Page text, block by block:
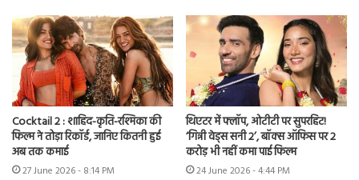
Cocktail 2 : शाहिद-कृति-रश्मिका की
फिल्म ने तोड़ा रिकॉर्ड, जानिए कितनी हुई
अब तक कमाई
27 June 2026 - 8:14 PM
थिएटर में फ्लॉप, ओटीटी पर सुपरहिट!
‘गिन्नी वेड्स सनी 2’, बॉक्स ऑफिस पर 2
करोड़ भी नहीं कमा पाई फिल्म
24 June 2026 - 4:44 PM